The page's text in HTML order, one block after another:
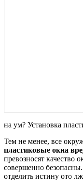
на ум? Установка
Тем не менее, все
пластиковые окна
превозносят качество
совершенно
отделить истину ото